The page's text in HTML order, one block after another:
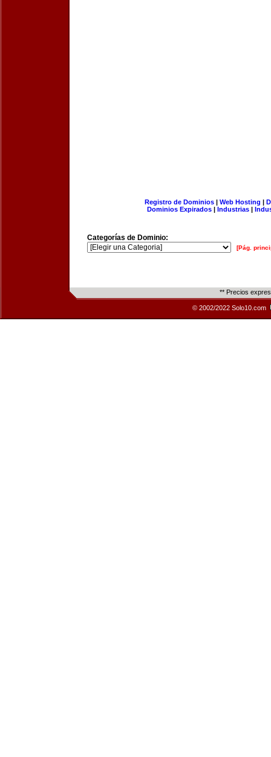
Registro de Dominios| Web Hosting |
Dominios Expirados | Industrias |
Categorías de Dominio:
[Pág.
** Precios
© 2002/2022 Solo10.com